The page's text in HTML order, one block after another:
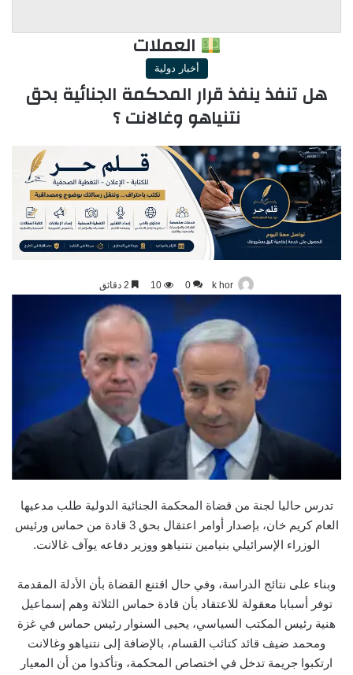
العملات
أخبار دولية
هل تنفذ ينفذ قرار المحكمة الجنائية بحق
نتنياهو وغالانت ؟
k hor
0
10
تدرس حاليا لجنة من قضاة المحكمة الجنائية الدولية طلب مدعيها
العام كريم خان، بإصدار أوامر اعتقال بحق 3 قادة من حماس ورئيس
الوزراء الإسرائيلي بنيامين نتنياهو ووزير دفاعه يوآف غالانت.
وبناء على نتائج الدراسة، وفي حال اقتنع القضاة بأن الأدلة المقدمة
توفر أسبابا معقولة للاعتقاد بأن قادة حماس الثلاثة وهم إسماعيل
هنية رئيس المكتب السياسي، يحيى السنوار رئيس حماس في غزة
ومحمد ضيف قائد كتائب القسام، بالإضافة إلى نتنياهو وغالانت
ارتكبوا جريمة تدخل في اختصاص المحكمة، وتأكدوا من أن المعيار